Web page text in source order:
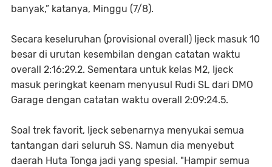
banyak,” katanya, Minggu (7/8).
Secara keseluruhan (provisional overall) Ijeck masuk 10
besar di urutan kesembilan dengan catatan waktu
overall 2:16:29.2. Sementara untuk kelas M2, Ijeck
masuk peringkat keenam menyusul Rudi SL dari DMO
Garage dengan catatan waktu overall 2:09:24.5.
Soal trek favorit, Ijeck sebenarnya menyukai semua
tantangan dari seluruh SS. Namun dia menyebut
daerah Huta Tonga jadi yang spesial. "Hampir semua